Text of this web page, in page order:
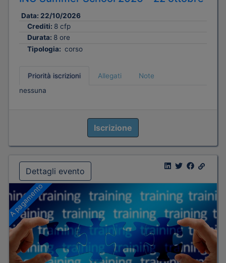
Data: 22/10/2026
Crediti: 8 cfp
Durata: 8 ore
Tipologia: corso
Priorità iscrizioni Allegati
Note
nessuna
Iscrizione
Dettagli evento
A pagamento